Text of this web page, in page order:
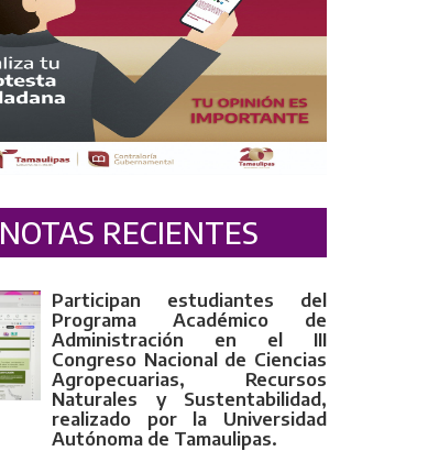
NOTAS RECIENTES
Participan estudiantes del
Programa Académico de
Administración en el III
Congreso Nacional de Ciencias
Agropecuarias, Recursos
Naturales y Sustentabilidad,
realizado por la Universidad
Autónoma de Tamaulipas.